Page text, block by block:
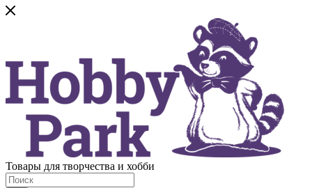
Товары для творчества и хобби